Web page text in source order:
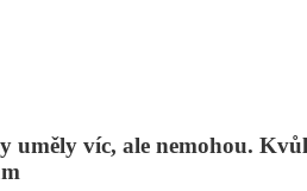
uměly víc, ale nemohou.